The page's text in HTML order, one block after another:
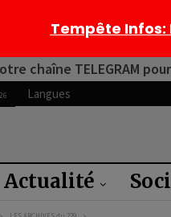
chaîne TELEGRAM
Langues
Actualité
Tempête Infos